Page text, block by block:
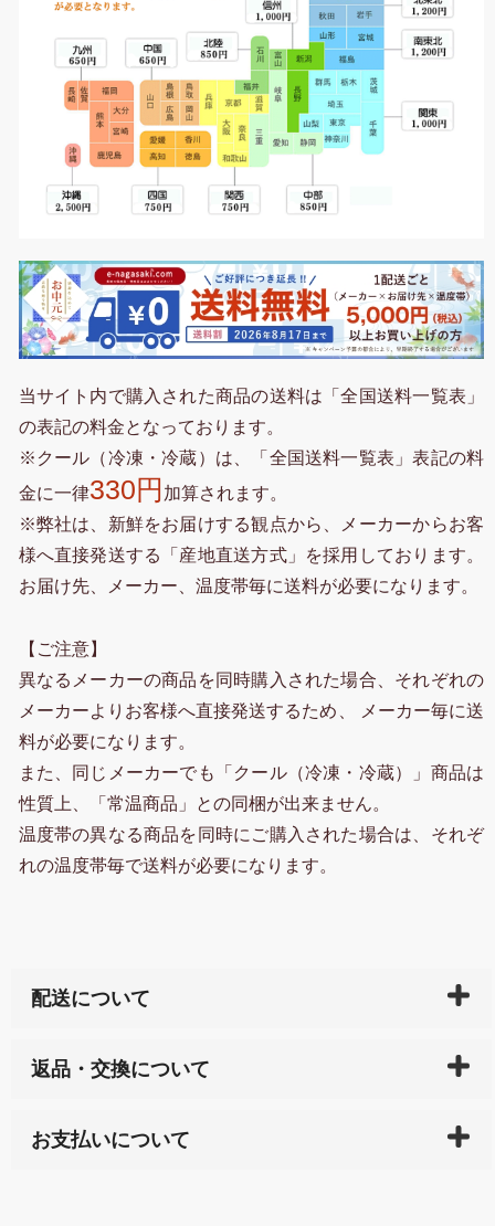
当サイト内で購入された商品の送料は「全国送料一覧表」
の表記の料金となっております。
※クール（冷凍・冷蔵）は、「全国送料一覧表」表記の料
金に一律330円 加算されます。
※弊社は、新鮮をお届けする観点から、メーカーからお客
様へ直接発送する「産地直送方式」を採用しております。
お届け先、メーカー、温度帯毎に送料が必要になります。
【ご注意】
異なるメーカーの商品を同時購入された場合、それぞれの
メーカーよりお客様へ直接発送するため、 メーカー毎に送
料が必要になります。
また、同じメーカーでも「クール（冷凍・冷蔵）」商品は
性質上、「常温商品」との同梱が出来ません。
温度帯の異なる商品を同時にご購入された場合は、それぞ
れの温度帯毎で送料が必要になります。
配送について
天ペイ」の方はご注文受付後）、 長崎県下全域に点在
サイト内で購入された商品の送料は、こちらの
全国送
返品・交換について
または配送途中の 事故などで不都合が生じている場合
お支払いについて